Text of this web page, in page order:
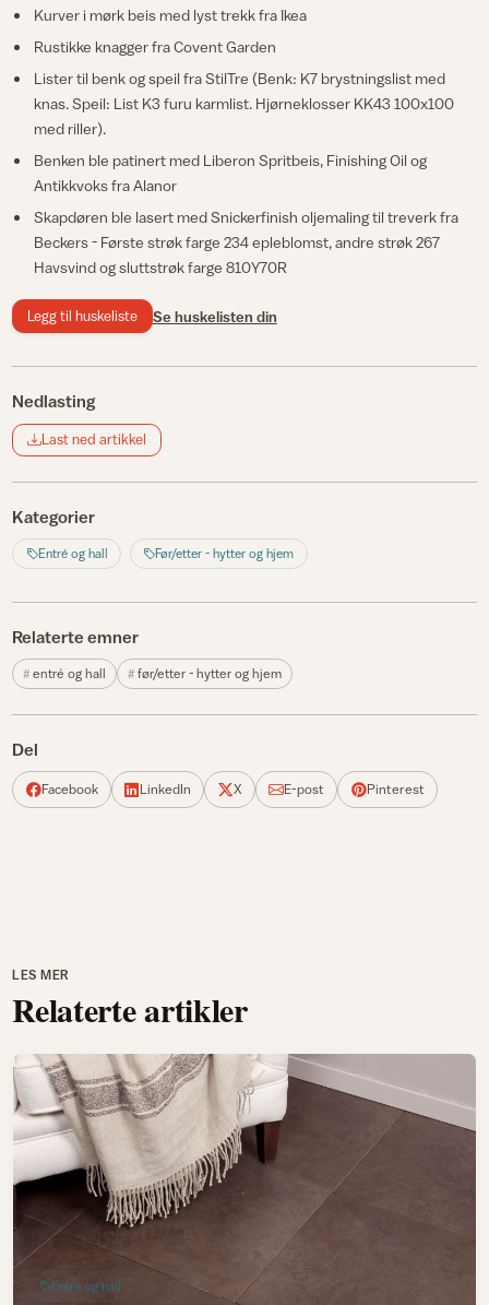
Kurver i mørk beis med lyst trekk fra Ikea
Rustikke knagger fra Covent Garden
Lister til benk og speil fra StilTre (Benk: K7 brystningslist med
knas. Speil: List K3 furu karmlist. Hjørneklosser KK43 100x100
med riller).
Benken ble patinert med Liberon Spritbeis, Finishing Oil og
Antikkvoks fra Alanor
Skapdøren ble lasert med Snickerfinish oljemaling til treverk fra
Beckers - Første strøk farge 234 epleblomst, andre strøk 267
Havsvind og sluttstrøk farge 810Y70R
Legg til huskeliste Se huskelisten din
Nedlasting
Last ned artikkel
Kategorier
Entré og hall Før/etter - hytter og hjem
Relaterte emner
entré og hall før/etter - hytter og hjem
Del
Facebook LinkedIn X E-post Pinterest
LES MER
Relaterte artikler
Entré og hall